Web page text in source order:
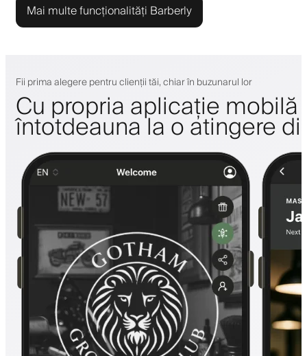
Mai multe funcționalități Barberly
Fii prima alegere pentru clienții tăi, chiar în buzunarul lor
Cu propria aplicație mobilă
întotdeauna la o atingere